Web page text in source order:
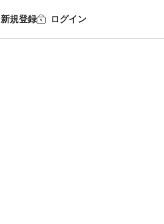
新規登録 ログイン